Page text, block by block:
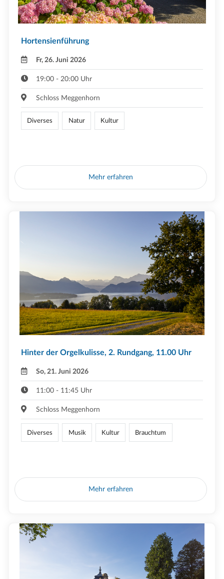
Hortensienführung
Fr, 26. Juni 2026
19:00 - 20:00 Uhr
Schloss Meggenhorn
Diverses Natur Kultur
Mehr erfahren
Hinter der Orgelkulisse, 2. Rundgang, 11.00 Uhr
So, 21. Juni 2026
11:00 - 11:45 Uhr
Schloss Meggenhorn
Diverses Musik Kultur Brauchtum
Mehr erfahren